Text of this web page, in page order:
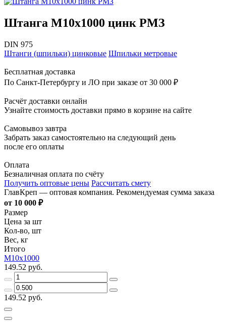
Штанга М10х1000 цинк РМЗ
DIN 975
Штанги (шпильки) цинковые Шпильки метровые
Бесплатная доставка
По Санкт-Петербургу и ЛО при заказе от 30 000 ₽
Расчёт доставки онлайн
Узнайте стоимость доставки прямо в корзине на сайте
Самовывоз завтра
Забрать заказ самостоятельно на следующий день
после его оплаты
Оплата
Безналичная оплата по счёту
Получить оптовые цены Рассчитать смету
ГлавКреп — оптовая компания. Рекомендуемая сумма заказа
от 10 000 ₽
Размер
Цена за шт
Кол-во, шт
Вес, кг
Итого
М10х1000
149.52 руб.
149.52 руб.